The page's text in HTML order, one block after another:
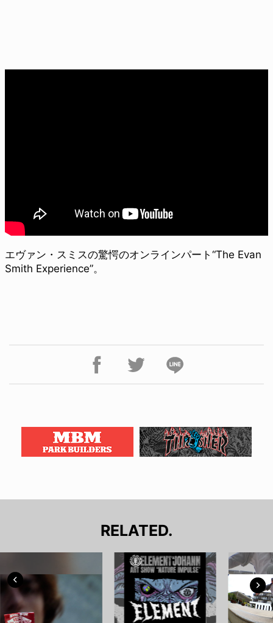
エヴァン・スミスの驚愕のオンラインパート“The Evan
Smith Experience”。
RELATED.